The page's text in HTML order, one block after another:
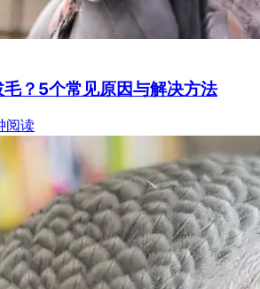
？5个常见原因与解决方法
阅读